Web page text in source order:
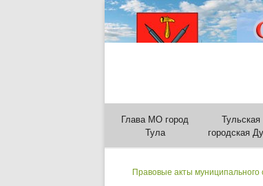
Глава МО город
Тула
Тульская
городская
Правовые акты муниципального